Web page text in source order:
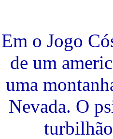
Em o Jogo
de um
uma
Nevada. O